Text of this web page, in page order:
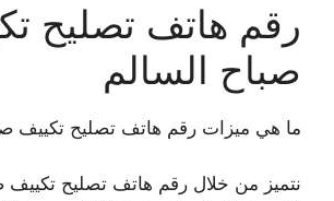
رقم هاتف تصليح
صباح السالم
ما هي ميزات رقم هاتف تصليح تكييف
نتميز من خلال رقم هاتف تصليح تكييف